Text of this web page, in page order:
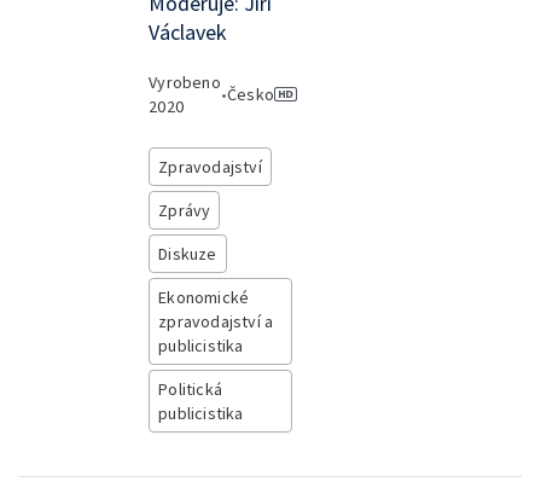
Václavek
Vyrobeno
2020
•Česko
Zpravodajství
Zprávy
Diskuze
Ekonomické
zpravodajství a
publicistika
Politická
publicistika